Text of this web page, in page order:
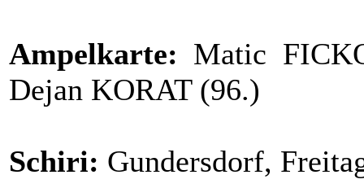
Ampelkarte: Matic
Dejan KORAT (96.)
Schiri: Gundersdorf,